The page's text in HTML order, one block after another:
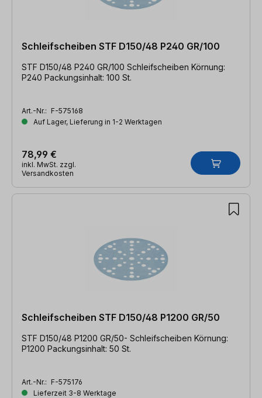
Schleifscheiben STF D150/48 P240 GR/100
STF D150/48 P240 GR/100 Schleifscheiben Körnung:
P240 Packungsinhalt: 100 St.
Art.-Nr.: F-575168
Auf Lager, Lieferung in 1-2 Werktagen
78,99 €
inkl. MwSt. zzgl.
Versandkosten
Schleifscheiben STF D150/48 P1200 GR/50
STF D150/48 P1200 GR/50- Schleifscheiben Körnung:
P1200 Packungsinhalt: 50 St.
Art.-Nr.: F-575176
Lieferzeit 3-8 Werktage